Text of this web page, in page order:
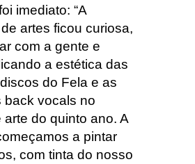
imediato: “A
artes ficou curiosa,
com a gente e
a estética das
do Fela e as
back vocals no
arte do quinto ano. A
a pintar
com tinta do nosso